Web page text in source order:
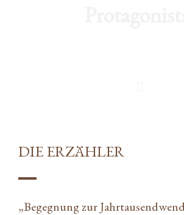
DIE ERZÄHLER
„Begegnung zur